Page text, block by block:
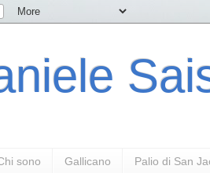
sono Gallicano Palio di San